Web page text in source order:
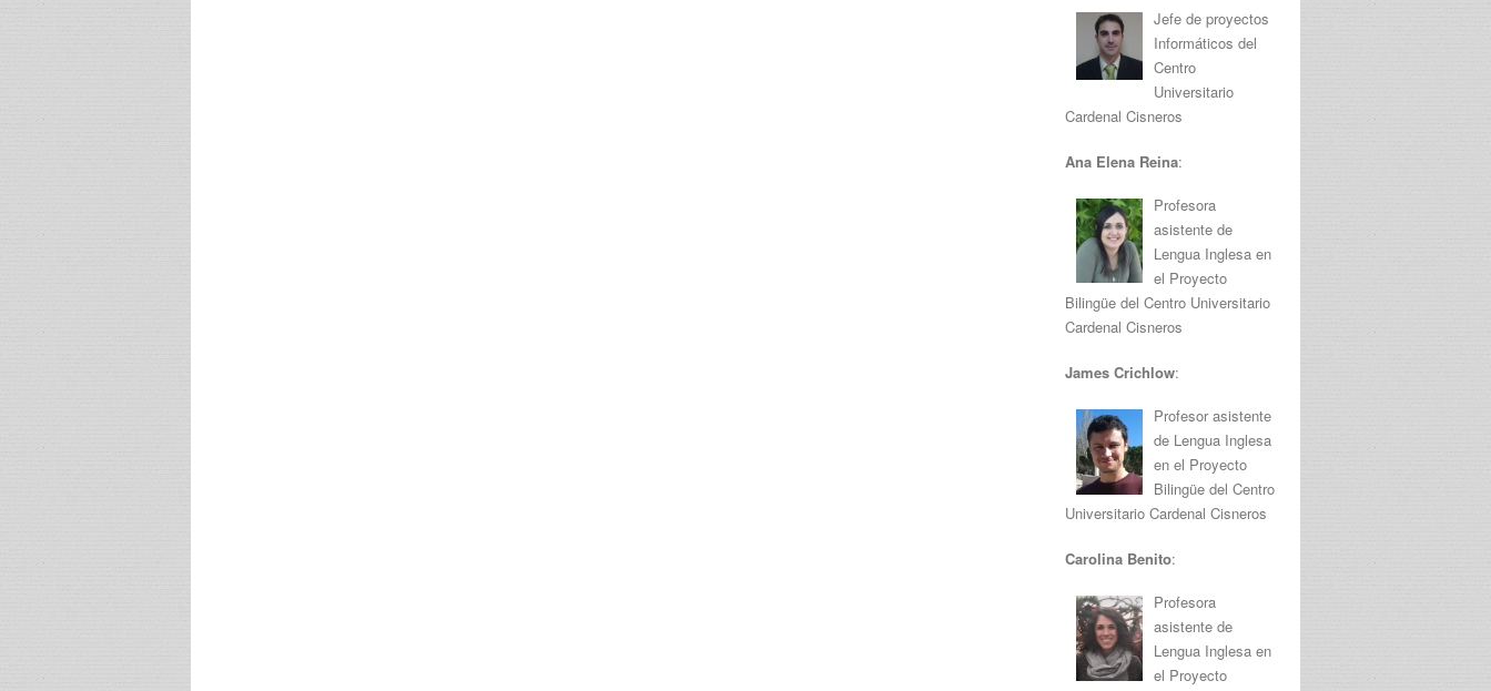
Jefe de proyectos
Informáticos del
Centro
Universitario
Cardenal Cisneros
Ana Elena Reina:
Profesora
asistente de
Lengua Inglesa en
el Proyecto
Bilingüe del Centro Universitario
Cardenal Cisneros
James Crichlow:
Profesor asistente
de Lengua Inglesa
en el Proyecto
Bilingüe del Centro
Universitario Cardenal Cisneros
Carolina Benito:
Profesora
asistente de
Lengua Inglesa en
el Proyecto